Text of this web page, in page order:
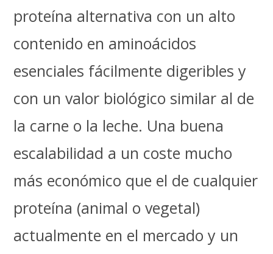
proteína alternativa con un alto
contenido en aminoácidos
esenciales fácilmente digeribles y
con un valor biológico similar al de
la carne o la leche. Una buena
escalabilidad a un coste mucho
más económico que el de cualquier
proteína (animal o vegetal)
actualmente en el mercado y un